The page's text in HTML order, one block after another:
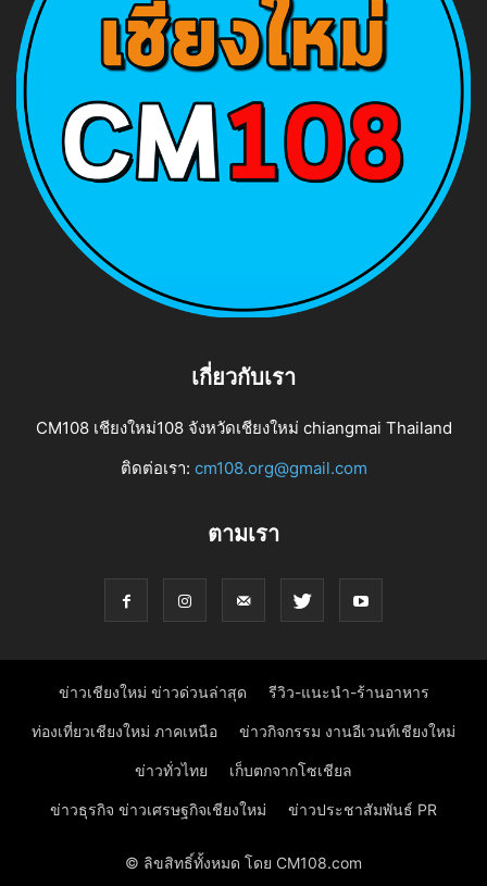
เกี่ยวกับเรา
CM108 เชียงใหม่108 จังหวัดเชียงใหม่ chiangmai Thailand
ติดต่อเรา: cm108.org@gmail.com
ตามเรา
ข่าวเชียงใหม่ ข่าวด่วนล่าสุด รีวิว-แนะนำ-ร้านอาหาร
ท่องเที่ยวเชียงใหม่ ภาคเหนือ ข่าวกิจกรรม งานอีเวนท์เชียงใหม่
ข่าวทั่วไทย เก็บตกจากโซเชียล
ข่าวธุรกิจ ข่าวเศรษฐกิจเชียงใหม่ ข่าวประชาสัมพันธ์ PR
© ลิขสิทธิ์ทั้งหมด โดย CM108.com